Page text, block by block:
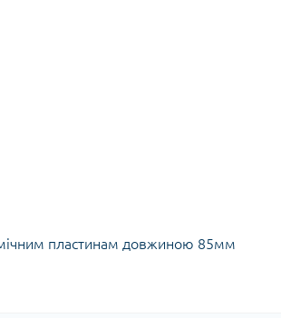
пластинам довжиною 85мм